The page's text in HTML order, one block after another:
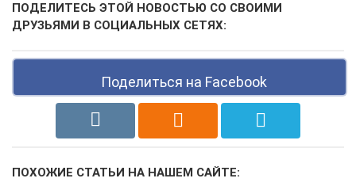
ПОДЕЛИТЕСЬ ЭТОЙ НОВОСТЬЮ СО СВОИМИ
ДРУЗЬЯМИ В СОЦИАЛЬНЫХ СЕТЯХ:
Поделиться на Facebook
ПОХОЖИЕ СТАТЬИ НА НАШЕМ САЙТЕ: